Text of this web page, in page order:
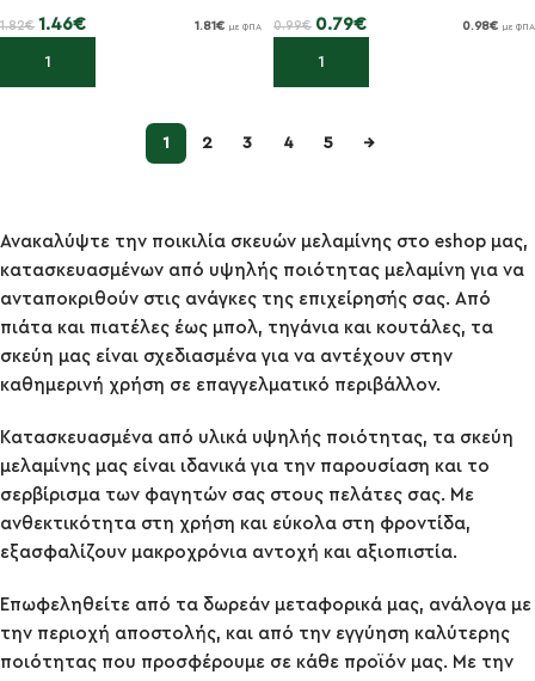
1.82€ 1.46€ 1.81 € με ΦΠΑ
Προσθήκη στο καλάθι
0.99€ 0.79€ 0.98€ με ΦΠΑ
Προσθήκη στο καλάθι
1 2 3 4 5 →
Ανακαλύψτε την ποικιλία σκευών μελαμίνης στο eshop μας,
κατασκευασμένων από υψηλής ποιότητας μελαμίνη για να
ανταποκριθούν στις ανάγκες της επιχείρησής σας. Από
πιάτα και πιατέλες έως μπολ, τηγάνια και κουτάλες, τα
σκεύη μας είναι σχεδιασμένα για να αντέχουν στην
καθημερινή χρήση σε επαγγελματικό περιβάλλον.
Κατασκευασμένα από υλικά υψηλής ποιότητας, τα σκεύη
μελαμίνης μας είναι ιδανικά για την παρουσίαση και το
σερβίρισμα των φαγητών σας στους πελάτες σας. Με
ανθεκτικότητα στη χρήση και εύκολα στη φροντίδα,
εξασφαλίζουν μακροχρόνια αντοχή και αξιοπιστία.
Επωφεληθείτε από τα δωρεάν μεταφορικά μας, ανάλογα με
την περιοχή αποστολής, και από την εγγύηση καλύτερης
ποιότητας που προσφέρουμε σε κάθε προϊόν μας. Με την